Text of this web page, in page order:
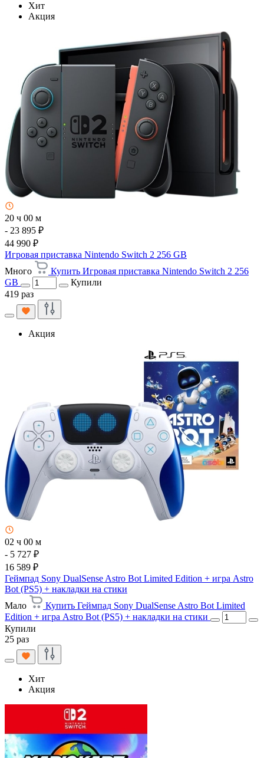
Хит
Акция
20 ч 00 м
- 23 895 ₽
44 990 ₽
Игровая приставка Nintendo Switch 2 256 GB
Много
Купить Игровая приставка Nintendo Switch 2 256
GB
Купили
419 раз
Акция
02 ч 00 м
- 5 727 ₽
16 589 ₽
Геймпад Sony DualSense Astro Bot Limited Edition + игра Astro
Bot (PS5) + накладки на стики
Мало
Купить Геймпад Sony DualSense Astro Bot Limited
Edition + игра Astro Bot (PS5) + накладки на стики
Купили
25 раз
Хит
Акция